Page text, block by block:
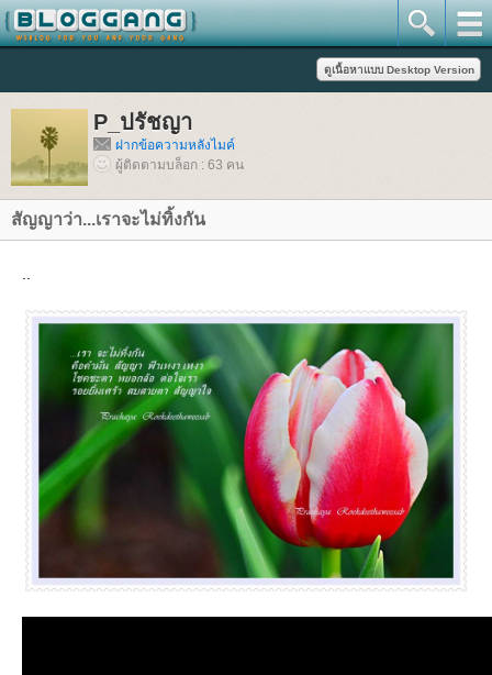
P_ปรัชญา
ฝากข้อความหลังไมค์
ผู้ติดตามบล็อก : 63 คน
สัญญาว่า...เราจะไม่ทิ้งกัน